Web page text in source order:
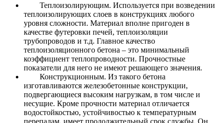
Теплоизолирующим. Используется при возведении
теплоизолирующих слоев в конструкциях любого
уровня сложности. Материал вполне пригоден в
качестве футеровки печей, теплоизоляции
трубопроводов и т.д. Главное качество
теплоизоляционного бетона – это минимальный
коэффициент теплопроводности. Прочностные
показатели для него не имеют решающего значения.
Конструкционным. Из такого бетона
изготавливаются железобетонные конструкции,
подвергающиеся высоким нагрузкам, в том числе и
несущие. Кроме прочности материал отличается
водостойкостью, устойчивостью к температурным
перепадам, имеет продолжительный срок службы. Он